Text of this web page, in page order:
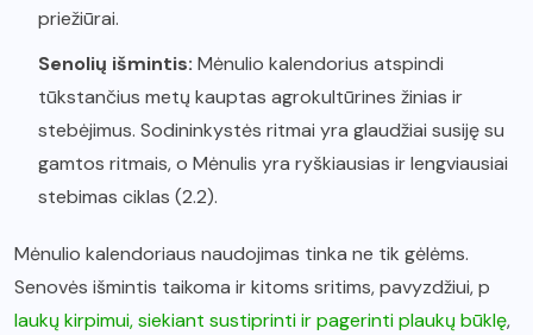
priežiūrai.
Senolių išmintis: Mėnulio kalendorius atspindi
tūkstančius metų kauptas agrokultūrines žinias ir
stebėjimus. Sodininkystės ritmai yra glaudžiai susiję su
gamtos ritmais, o Mėnulis yra ryškiausias ir lengviausiai
stebimas ciklas (2.2).
Mėnulio kalendoriaus naudojimas tinka ne tik gėlėms.
Senovės išmintis taikoma ir kitoms sritims, pavyzdžiui, p
laukų kirpimui, siekiant sustiprinti ir pagerinti plaukų būklę,